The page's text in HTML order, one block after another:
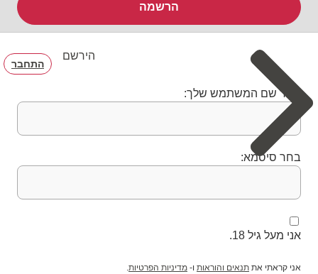
הרשמה
הירשם
התחבר
בחר שם המשתמש שלך:
בחר סיסמא:
אני מעל גיל 18.
אני קראתי את תנאים והוראות ו- מדיניות הפרטיות.